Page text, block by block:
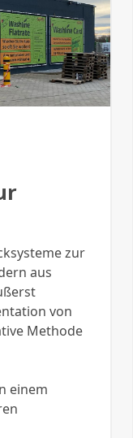
zur
aus
von
Methode
einem